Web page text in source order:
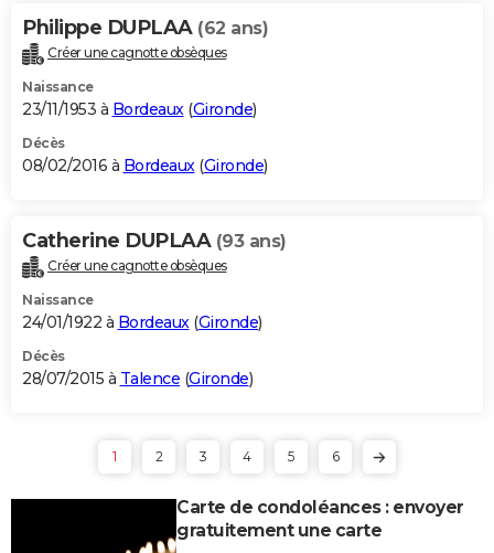
Philippe DUPLAA (62 ans)
Créer une cagnotte obsèques
Naissance
23/11/1953 à Bordeaux(Gironde)
Décès
08/02/2016 à Bordeaux(Gironde)
Catherine DUPLAA (93 ans)
Créer une cagnotte obsèques
Naissance
24/01/1922 à Bordeaux (Gironde)
Décès
28/07/2015 à Talence (Gironde)
1 2 3 4 5 6
Carte de condoléances : envoyer
gratuitement une carte